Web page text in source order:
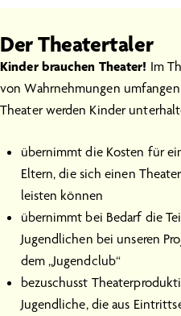
Der Theatertaler
Kinder brauchen Theater! Im
von Wahrnehmungen
Theater werden Kinder
übernimmt die Kosten für
Eltern, die sich einen
leisten können
übernimmt bei Bedarf die
Jugendlichen bei unseren
dem „Jugendclub“
bezuschusst
Jugendliche, die aus